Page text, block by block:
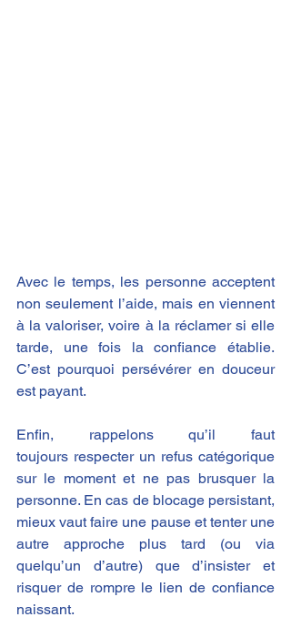
Avec le temps, les personne acceptent
non seulement l’aide, mais en viennent
à la valoriser, voire à la réclamer si elle
tarde, une fois la confiance établie.
C’est pourquoi persévérer en douceur
est payant.
Enfin, rappelons qu’il faut
toujours respecter un refus catégorique
sur le moment et ne pas brusquer la
personne. En cas de blocage persistant,
mieux vaut faire une pause et tenter une
autre approche plus tard (ou via
quelqu’un d’autre) que d’insister et
risquer de rompre le lien de confiance
naissant​.